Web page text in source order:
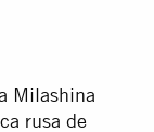
Milashina
rusa de